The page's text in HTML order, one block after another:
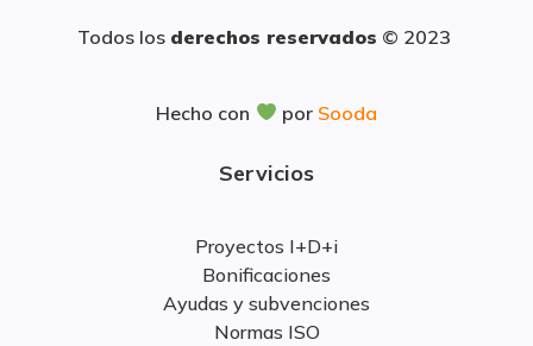
Todos los derechos reservados © 2023
Hecho con por Sooda
Servicios
Proyectos I+D+i
Bonificaciones
Ayudas y subvenciones
Normas ISO